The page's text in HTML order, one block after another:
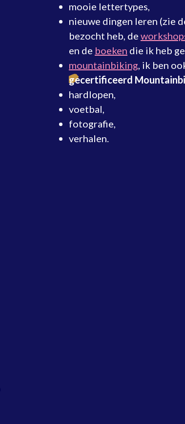
mooie lettertypes,
nieuwe dingen leren (zie
bezocht heb, de
en de boeken die ik heb
mountainbiking, ik ben
gecertificeerd
hardlopen,
voetbal,
fotografie,
verhalen.